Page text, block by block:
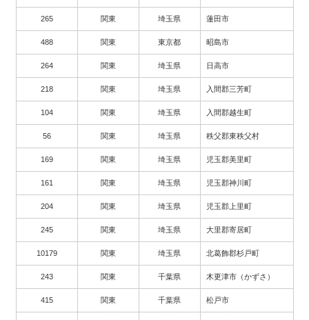
265 関東 埼玉県 蓮田市
488 関東 東京都 昭島市
264 関東 埼玉県 日高市
218 関東 埼玉県 入間郡三芳町
104 関東 埼玉県 入間郡越生町
56 関東 埼玉県 秩父郡東秩父村
169 関東 埼玉県 児玉郡美里町
161 関東 埼玉県 児玉郡神川町
204 関東 埼玉県 児玉郡上里町
245 関東 埼玉県 大里郡寄居町
10179 関東 埼玉県 北葛飾郡杉戸町
243 関東 千葉県 木更津市（かずさ）
415 関東 千葉県 松戸市